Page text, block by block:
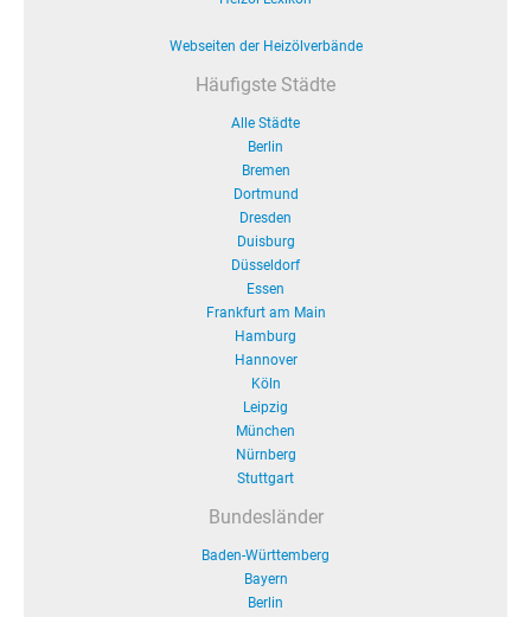
Webseiten der Heizölverbände
Häufigste Städte
Alle Städte
Berlin
Bremen
Dortmund
Dresden
Duisburg
Düsseldorf
Essen
Frankfurt am Main
Hamburg
Hannover
Köln
Leipzig
München
Nürnberg
Stuttgart
Bundesländer
Baden-Württemberg
Bayern
Berlin